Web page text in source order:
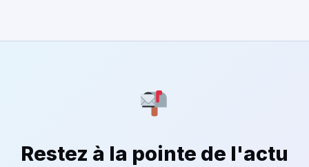
Restez à la pointe de l'actu